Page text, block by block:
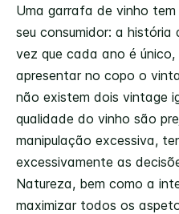
Uma garrafa de vinho
seu consumidor: a história
vez que cada ano é
apresentar no copo o
não existem dois vintage
qualidade do vinho são
manipulação excessiva,
excessivamente as
Natureza, bem como a
maximizar todos os